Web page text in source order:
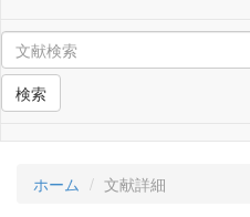
検索
ホーム 文献詳細